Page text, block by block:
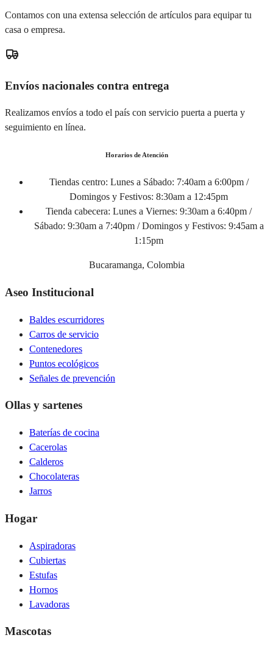
Contamos con una extensa selección de artículos para equipar tu
casa o empresa.
Envíos nacionales contra entrega
Realizamos envíos a todo el país con servicio puerta a puerta y
seguimiento en línea.
Horarios de Atención
Tiendas centro: Lunes a Sábado: 7:40am a 6:00pm /
Domingos y Festivos: 8:30am a 12:45pm
Tienda cabecera: Lunes a Viernes: 9:30am a 6:40pm /
Sábado: 9:30am a 7:40pm / Domingos y Festivos: 9:45am a
1:15pm
Bucaramanga, Colombia
Aseo Institucional
Baldes escurridores
Carros de servicio
Contenedores
Puntos ecológicos
Señales de prevención
Ollas y sartenes
Baterías de cocina
Cacerolas
Calderos
Chocolateras
Jarros
Hogar
Aspiradoras
Cubiertas
Estufas
Hornos
Lavadoras
Mascotas